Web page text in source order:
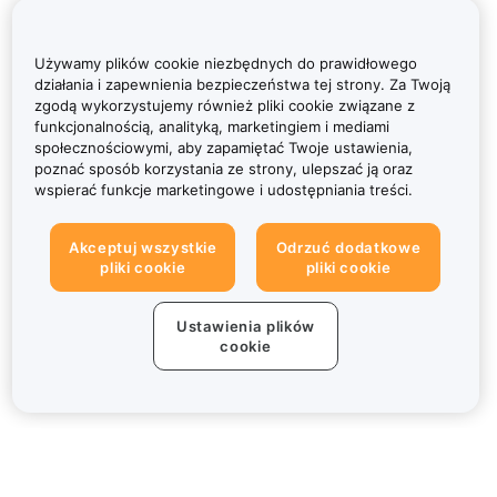
Używamy plików cookie niezbędnych do prawidłowego
działania i zapewnienia bezpieczeństwa tej strony. Za Twoją
zgodą wykorzystujemy również pliki cookie związane z
funkcjonalnością, analityką, marketingiem i mediami
społecznościowymi, aby zapamiętać Twoje ustawienia,
poznać sposób korzystania ze strony, ulepszać ją oraz
wspierać funkcje marketingowe i udostępniania treści.
Akceptuj wszystkie
pliki cookie
Odrzuć dodatkowe
pliki cookie
Ustawienia plików
cookie